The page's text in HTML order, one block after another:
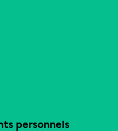
personnels